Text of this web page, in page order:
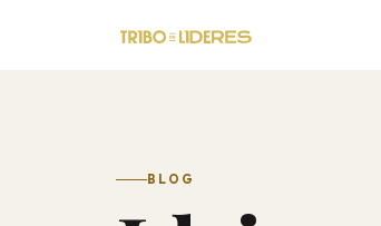
BLOG